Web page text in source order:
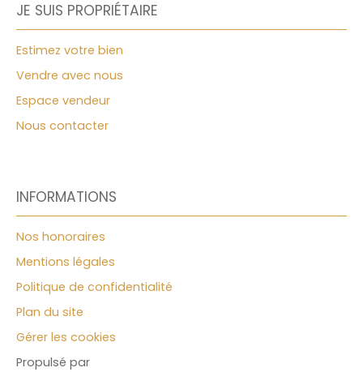
JE SUIS PROPRIÉTAIRE
Estimez votre bien
Vendre avec nous
Espace vendeur
Nous contacter
INFORMATIONS
Nos honoraires
Mentions légales
Politique de confidentialité
Plan du site
Gérer les cookies
Propulsé par